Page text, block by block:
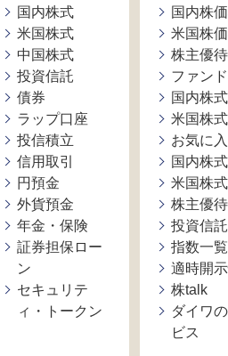
国内株式
米国株式
中国株式
投資信託
債券
ラップ口座
投信積立
信用取引
円預金
外貨預金
年金・保険
証券担保ロー
ン
セキュリテ
ィ・トークン
国内株
米国株
株主優
ファン
国内株
米国株
お気に
国内株
米国株
株主優
投資信
指数一覧
適時開
株talk
ダイワ
ビス